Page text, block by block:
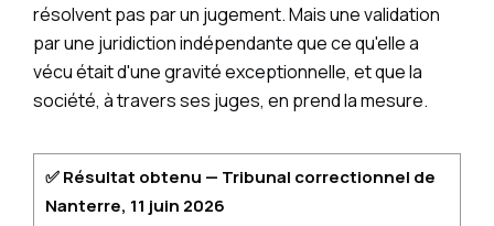
résolvent pas par un jugement. Mais une validation
par une juridiction indépendante que ce qu'elle a
vécu était d'une gravité exceptionnelle, et que la
société, à travers ses juges, en prend la mesure.
✅ Résultat obtenu — Tribunal correctionnel de
Nanterre, 11 juin 2026